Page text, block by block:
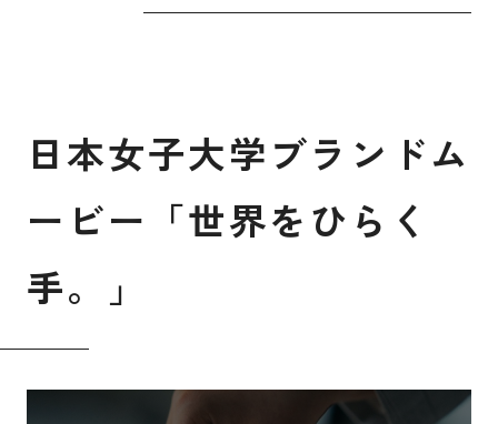
日本女子大学ブラ ン ドム
ー ビー 「世界をひ ら く
手。 」